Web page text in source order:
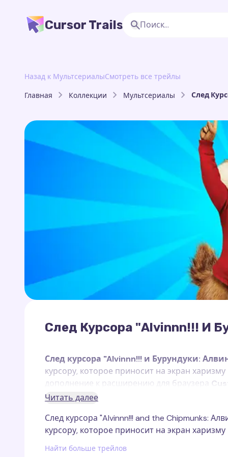
Cursor Trails
Назад к МультсериалыСмотреть все трейлы
Главная Коллекции Мультсериалы След
След Курсора "Alvinnn!!! И
След курсора "Alvinnn!!! и Бурундуки:
курсору, которое приносит на экран
дополнение к расширению для браузера
работает исключительно на веб-страницах.
Алвин, главный герой сериала
Читать далее
След курсора "Alvinnn!!! and the Chipmunks:
курсору, которое приносит на экран
Найти больше трейлов